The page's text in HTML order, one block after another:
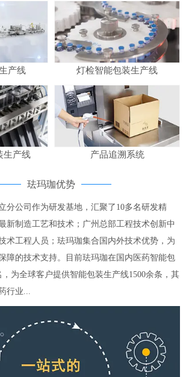
产线 灯检智能包装生产线
生产线 产品追溯系统
珐玛珈优势
公司作为研发基地，汇聚了10多名研发精
新制造工艺和技术；广州总部工程技术创新中
术工程人员；珐玛珈集合国内外技术优势，为
障的技术支持。目前珐玛珈在国内医药智能包
为全球客户提供智能包装生产线1500余条，其
行业...